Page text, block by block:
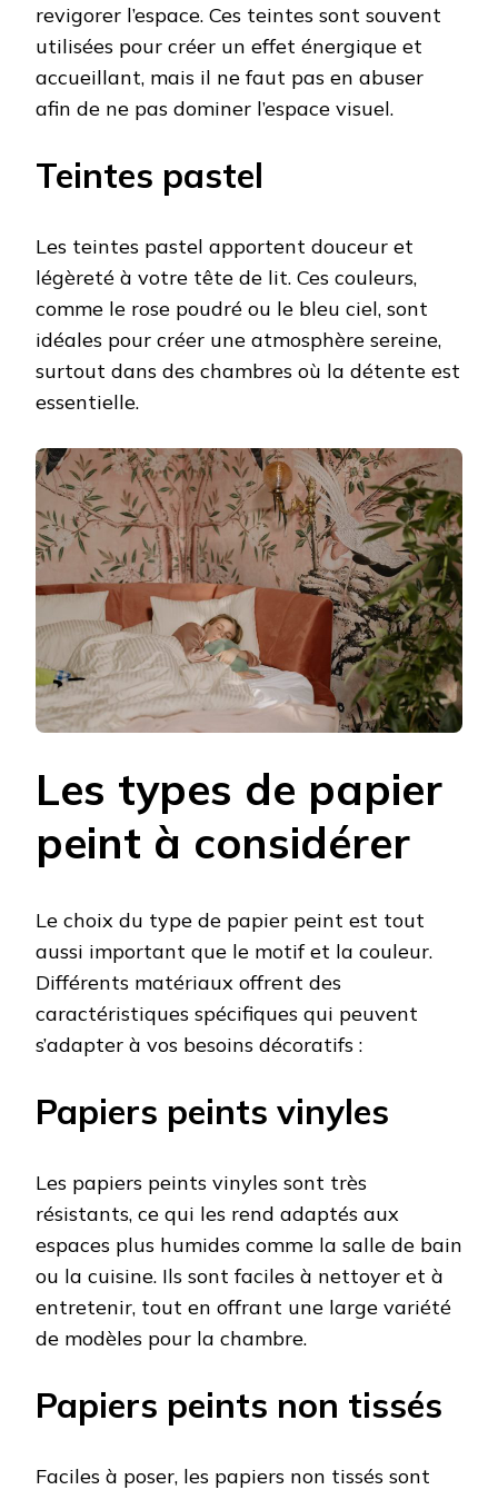
revigorer l’espace. Ces teintes sont souvent
utilisées pour créer un effet énergique et
accueillant, mais il ne faut pas en abuser
afin de ne pas dominer l’espace visuel.
Teintes pastel
Les teintes pastel apportent douceur et
légèreté à votre tête de lit. Ces couleurs,
comme le rose poudré ou le bleu ciel, sont
idéales pour créer une atmosphère sereine,
surtout dans des chambres où la détente est
essentielle.
Les types de papier
peint à considérer
Le choix du type de papier peint est tout
aussi important que le motif et la couleur.
Différents matériaux offrent des
caractéristiques spécifiques qui peuvent
s’adapter à vos besoins décoratifs :
Papiers peints vinyles
Les papiers peints vinyles sont très
résistants, ce qui les rend adaptés aux
espaces plus humides comme la salle de bain
ou la cuisine. Ils sont faciles à nettoyer et à
entretenir, tout en offrant une large variété
de modèles pour la chambre.
Papiers peints non tissés
Faciles à poser, les papiers non tissés sont